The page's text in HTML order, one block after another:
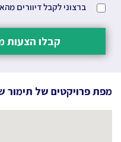
ברצוני לקבל דיוורים
קבלו הצעות
מפת פרויקטים של תימור